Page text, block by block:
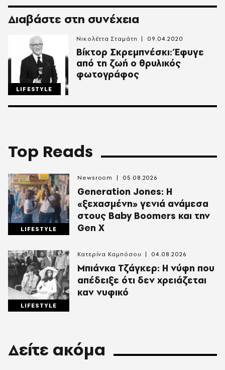
Διαβάστε στη συνέχεια
LIFESTYLE
Βίκτορ Σκρεμπνέσκι: Έφυγε
από τη ζωή ο θρυλικός
φωτογράφος
Νικολέττα Σταμάτη 09.04.2020
Top Reads
LIFESTYLE
Generation Jones: Η
«ξεχασμένη» γενιά ανάμεσα
στους Baby Boomers και την
Gen X
Newsroom 05.08.2026
LIFESTYLE
Mπιάνκα Τζάγκερ: Η νύφη που
απέδειξε ότι δεν χρειάζεται
καν νυφικό
Κατερίνα Καμπόσου 04.08.2026
Δείτε ακόμα